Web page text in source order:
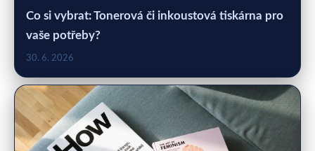
Co si vybrat: Tonerová či inkoustová tiskárna pro
vaše potřeby?
30. 6. 2026